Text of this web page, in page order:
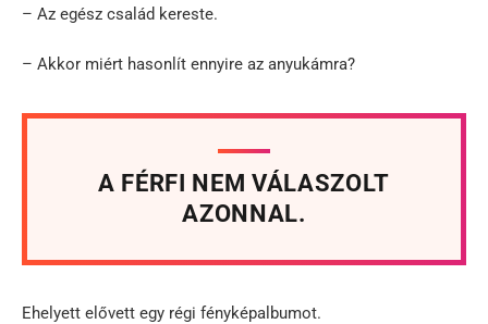
– Az egész család kereste.
– Akkor miért hasonlít ennyire az anyukámra?
A FÉRFI NEM VÁLASZOLT
AZONNAL.
Ehelyett elővett egy régi fényképalbumot.